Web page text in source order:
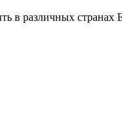
в различных